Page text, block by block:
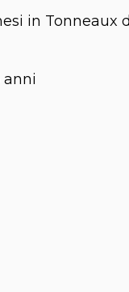
in Tonneaux
anni